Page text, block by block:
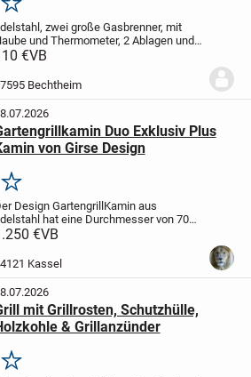
Merken
zwei große Gasbrenner, mit
und Thermometer, 2 Ablagen und
Fettauffangschale,
zur leichten Reinigung,
€VB
Bechtheim
Duo Exklusiv Plus
von Girse Design
Merken
Design GartengrillKamin aus
hat eine Durchmesser von 70
und eine Höhe von 220 cm. Der
wie Steakpfanne Typ 2 , ein
€VB
Kassel
mit Grillrosten, Schutzhülle,
& Grillanzünder
Merken